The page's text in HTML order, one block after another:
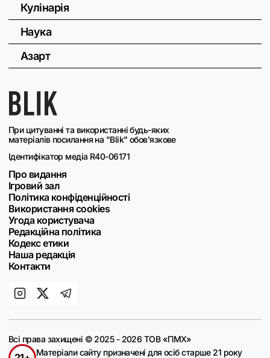
При цитуванні та використанні будь-яких
матеріалів посилання на "Blik" обов'язкове
Ідентифікатор медіа R40-06171
Про видання
Ігровий зал
Політика конфіденційності
Використання cookies
Угода користувача
Редакційна політика
Кодекс етики
Наша редакція
Контакти
Кулінарія
Наука
Азарт
Всі права захищені © 2025 - 2026 ТОВ «ПМХ»
Матеріали сайту призначені для осіб старше 21 року